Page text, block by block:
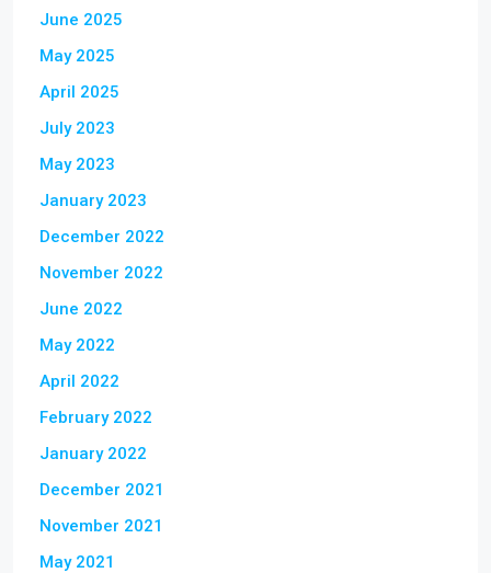
June 2025
May 2025
April 2025
July 2023
May 2023
January 2023
December 2022
November 2022
June 2022
May 2022
April 2022
February 2022
January 2022
December 2021
November 2021
May 2021